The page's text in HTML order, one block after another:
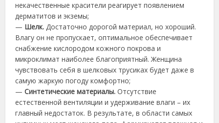
некачественные красители реагирует появлением
дерматитов и экземы;
— Шелк. Достаточно дорогой материал, но хороший.
Влагу он не пропускает, оптимальное обеспечивает
снабжение кислородом кожного покрова и
микроклимат наиболее благоприятный. Женщина
чувствовать себя в шелковых трусиках будет даже в
самую жаркую погоду комфортно;
—Синтетические материалы. Отсутствие
естественной вентиляции и удерживание влаги – их
главный недостаток. В результате, в области самых